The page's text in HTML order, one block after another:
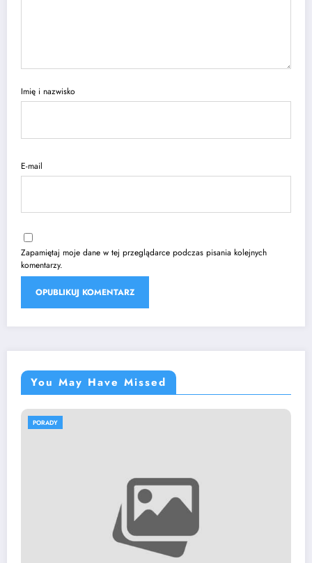
Imię i nazwisko
E-mail
Zapamiętaj moje dane w tej przeglądarce podczas pisania kolejnych
komentarzy.
You May Have Missed